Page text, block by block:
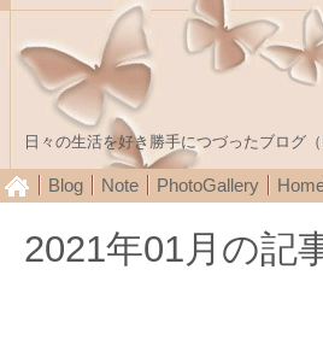
日々の生活を好き勝手につづったブログ
Blog Note PhotoGallery
2021年01月の記